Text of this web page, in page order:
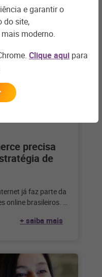
precisa
de
já faz parte da
online brasileiros. E
+ saiba mais
e garantir o
do site,
moderno.
Clique aqui para